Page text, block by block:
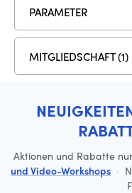
PARAMETER
MITGLIEDSCHAFT (1)
Aktionen und Rabatte
und Video-Workshops ·